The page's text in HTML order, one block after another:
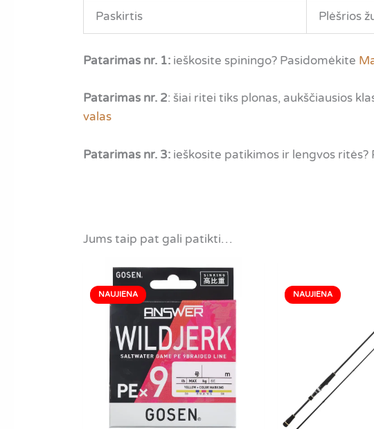
Paskirtis Plėšrios
Patarimas nr. 1: ieškosite spiningo? Pasidomėkite
Patarimas nr. 2: šiai ritei tiks plonas, aukščiausios
valas
Patarimas nr. 3: ieškosite patikimos ir lengvos ritės?
Jums taip pat gali patikti…